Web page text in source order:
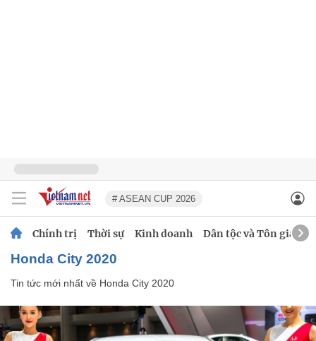
# ASEAN CUP 2026
Chính trị Thời sự Kinh doanh Dân tộc và Tôn giáo
Honda City 2020
Tin tức mới nhất về Honda City 2020